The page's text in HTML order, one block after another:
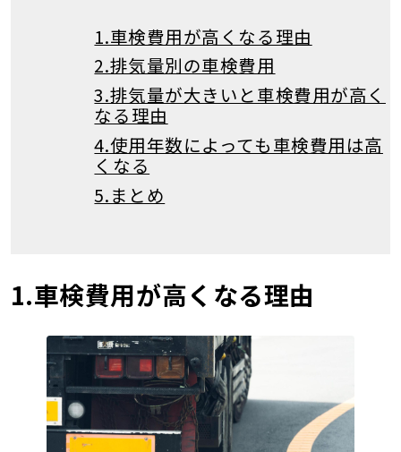
1.車検費用が高くなる理由
2.排気量別の車検費用
3.排気量が大きいと車検費用が高く
なる理由
4.使用年数によっても車検費用は高
くなる
5.まとめ
1.車検費用が高くなる理由